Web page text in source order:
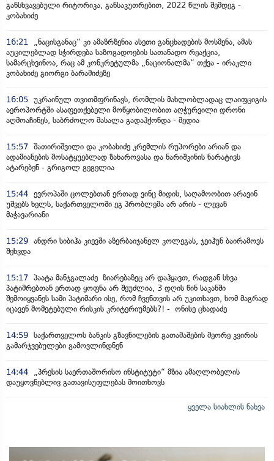
განსხვავებული რიტორიკა, განსაკუთრებით, 2022 წლის შემდეგ -
კობახიძე
16:21
„ნაცისგანაც“ კი ამაზრზენია ასეთი განცხადების მოსმენა, ამას
აუცილებლად სჭირდება საზოგადოების სათანადო რეაქცია,
სამარცხვინოა, რაც ამ კონკრეტულმა „ნაციონალმა“ თქვა - ირაკლი
კობახიძე გიორგი ბარამიძეზე
16:05 უკრაინულ თვითმფრინავს, რომლის მახლობლადაც ლაიფციგის
აეროპორტში ასაფეთქებელი მოწყობილობით აღჭურვილი დრონი
აღმოაჩინეს, საბრძოლო მასალა გადაჰქონდა - მედია
15:57 შათირიშვილი და კობახიძე კრემლის რუპორები არიან და
ადამიანების მოსატყუებლად ზახაროვასა და ნარიშკინის ნარატივს
ატარებენ - გრიგოლ გეგელია
15:44 ევროპაში ცოლებთან ერთად ვინც მიდის, საღამოობით არავინ
უშვებს ხელს, საქართველოში ეგ პრობლემა არ არის - ლევან
მაჭავარიანი
15:29 ანდრი სიბიჰა კიევში აზერბაიჯანელ კოლეგას, ჯეიჰუნ ბაირამოვს
შეხვდა
15:17 პაატა მანჯგალაძე ზიარებაზეც არ დაჰყავთ, რადგან სხვა
პატიმრებთან ერთად ყოფნა არ შეუძლია, 3 დღის წინ საკანში
შემოიყვანეს სამი პატიმარი ისე, რომ ჩვენთვის არ უკითხავთ, ხომ მაგრად
იცავენ მომეტებული რისკის კრიტერიუმებს?! - ონისე ცხადაძე
14:59 საქართველოს ბანკის გზავნილების გათამაშების მეორე კვირის
გამარჯვებულები გამოვლინდნენ
14:44
„პრესის საერთაშორისო ინსტიტუტი“ მზია ამაღლობელის
დაუყოვნებლივ გათავისუფლებას მოითხოვს
ყველა სიახლის ნახვა